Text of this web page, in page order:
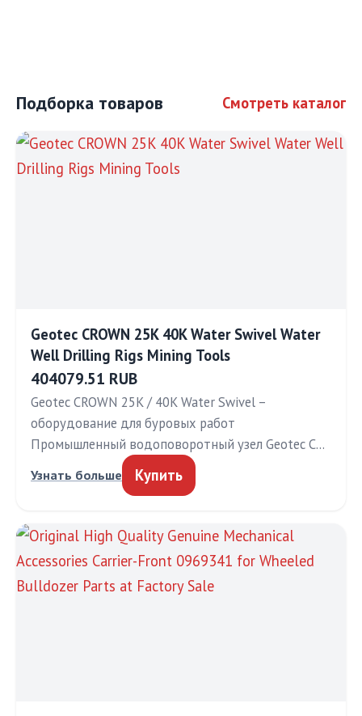
Подборка товаров Смотреть каталог
Geotec CROWN 25K 40K Water Swivel Water
Well Drilling Rigs Mining Tools
404079.51 RUB
Geotec CROWN 25K / 40K Water Swivel –
оборудование для буровых работ
Промышленный водоповоротный узел Geotec C…
Узнать больше Купить